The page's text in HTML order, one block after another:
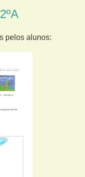
pelos alunos: